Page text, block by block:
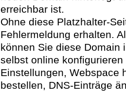
erreichbar ist.
Ohne diese Platzhalter-
Fehlermeldung erhalten.
können Sie diese Domain
selbst online
Einstellungen, Webspace
bestellen, DNS-Einträge